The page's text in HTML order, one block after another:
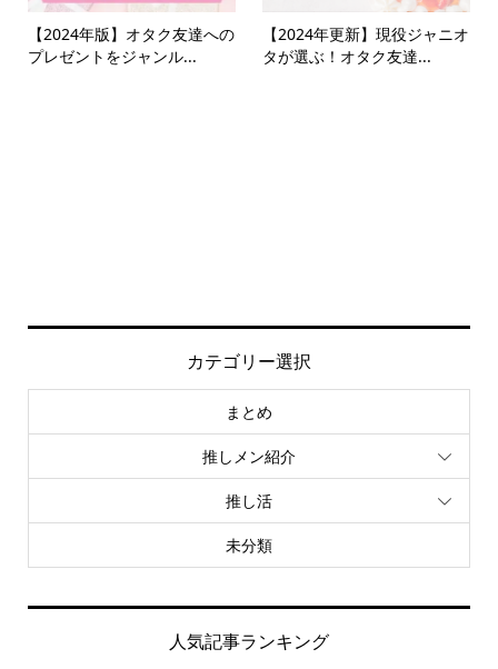
【2024年版】オタク友達への
プレゼントをジャンル...
【2024年更新】現役ジャニオ
タが選ぶ！オタク友達...
カテゴリー選択
まとめ
推しメン紹介
推し活
未分類
人気記事ランキング